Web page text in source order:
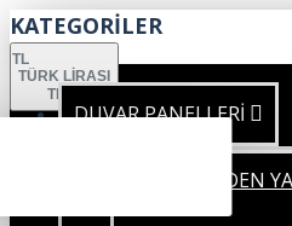
KATEGORİLER
TL
TÜRK LIRASI
TRY
DUVAR PANELLERİ
KENDİNDEN